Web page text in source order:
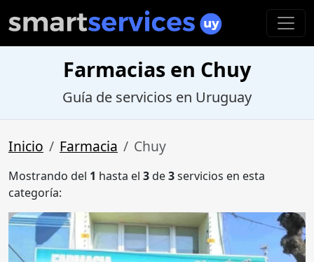
Farmacias en Chuy
Guía de servicios en Uruguay
Inicio Farmacia Chuy
Mostrando del 1 hasta el 3de3servicios en esta
categoría: